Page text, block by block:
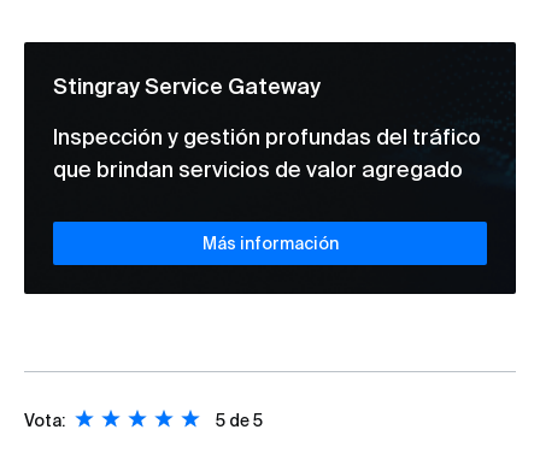
Stingray Service Gateway
Inspección y gestión profundas del tráfico
que brindan servicios de valor agregado
Más información
Vota: 5 de 5